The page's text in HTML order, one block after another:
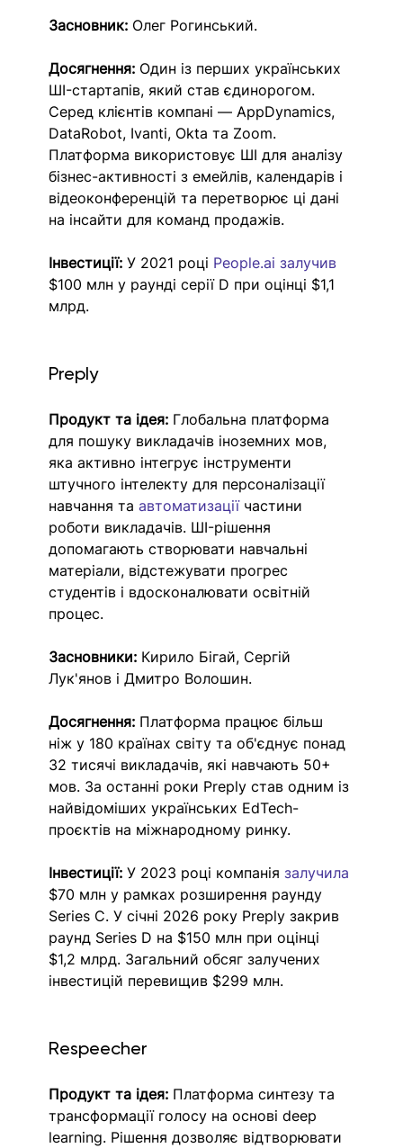
Засновник: Олег Рогинський.
Досягнення: Один із перших українських
ШI-стартапів, який став єдинорогом.
Серед клієнтів компані — AppDynamics,
DataRobot, Ivanti, Okta та Zoom.
Платформа використовує ШI для аналізу
бізнес-активності з емейлів, календарів і
відеоконференцій та перетворює ці дані
на інсайти для команд продажів.
Інвестиції: У 2021 році People.ai залучив
$100 млн у раунді серії D при оцінці $1,1
млрд.
Preply
Продукт та ідея: Глобальна платформа
для пошуку викладачів іноземних мов,
яка активно інтегрує інструменти
штучного інтелекту для персоналізації
навчання та автоматизації частини
роботи викладачів. ШI-рішення
допомагають створювати навчальні
матеріали, відстежувати прогрес
студентів і вдосконалювати освітній
процес.
Засновники: Кирило Бігай, Сергій
Лук'янов і Дмитро Волошин.
Досягнення: Платформа працює більш
ніж у 180 країнах світу та об'єднує понад
32 тисячі викладачів, які навчають 50+
мов. За останні роки Preply став одним із
найвідоміших українських EdTech-
проєктів на міжнародному ринку.
Інвестиції: У 2023 році компанія залучила
$70 млн у рамках розширення раунду
Series C. У січні 2026 року Preply закрив
раунд Series D на $150 млн при оцінці
$1,2 млрд. Загальний обсяг залучених
інвестицій перевищив $299 млн.
Respeecher
Продукт та ідея: Платформа синтезу та
трансформації голосу на основі deep
learning. Рішення дозволяє відтворювати